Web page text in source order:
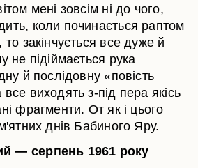
мені зовсім ні до чого,
коли починається раптом
закінчується все дуже й
не підіймається рука
й послідовну «повість
виходять з-під пера якісь
фрагменти. От як і цього
днів Бабиного Яру.
— серпень 1961 року